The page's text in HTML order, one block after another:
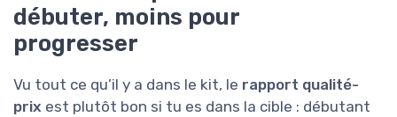
débuter, moins pour
progresser
Vu tout ce qu’il y a dans le kit, le rapport qualité-
prix est plutôt bon si tu es dans la cible : débutant